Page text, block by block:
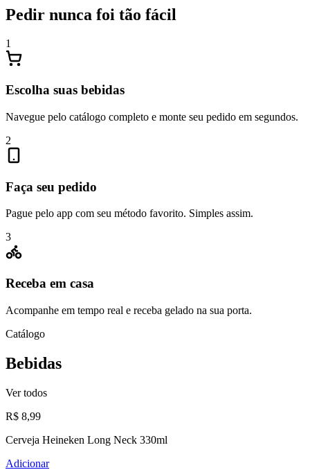
Pedir nunca foi tão fácil
1
Escolha suas bebidas
Navegue pelo catálogo completo e monte seu pedido em segundos.
2
Faça seu pedido
Pague pelo app com seu método favorito. Simples assim.
3
Receba em casa
Acompanhe em tempo real e receba gelado na sua porta.
Catálogo
Bebidas
Ver todos
R$ 8,99
Cerveja Heineken Long Neck 330ml
Adicionar